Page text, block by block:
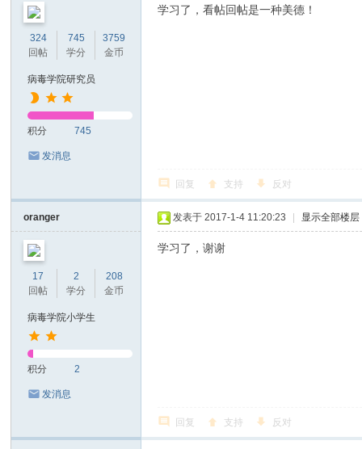
324
回帖
745
学分
3759
金币
病毒学院研究员
积分 745
发消息
学习了，看帖回帖是一种美德！
回复 支持 反对
oranger
17
回帖
2
学分
208
金币
病毒学院小学生
积分 2
发消息
发表于 2017-1-4 11:20:23 显示全部楼层
学习了，谢谢
回复 支持 反对